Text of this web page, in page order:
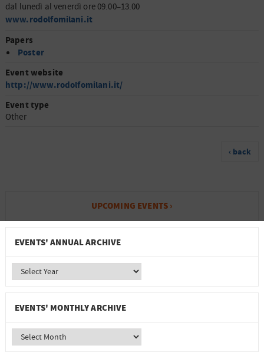
dal lunedì al venerdì ore 09.00–13.00
www.rodolfomilani.it
Papers
Poster
Event website
http://www.rodolfomilani.it/
Event type
Other
‹ back
UPCOMING EVENTS ›
EVENTS' ANNUAL ARCHIVE
EVENTS' MONTHLY ARCHIVE